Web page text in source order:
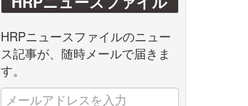
HRPニュースファイルのニュー
ス記事が、随時メールで届きま
す。